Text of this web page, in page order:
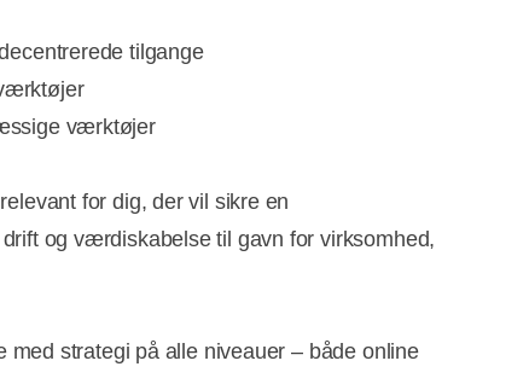
tilgange
værktøjer
for dig, der vil sikre en
og værdiskabelse til gavn for virksomhed,
med strategi på alle niveauer – både online